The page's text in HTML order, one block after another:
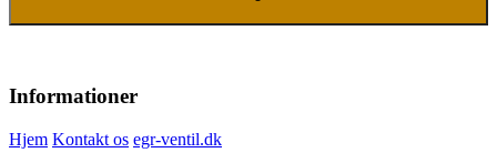
Informationer
Hjem Kontakt os egr-ventil.dk